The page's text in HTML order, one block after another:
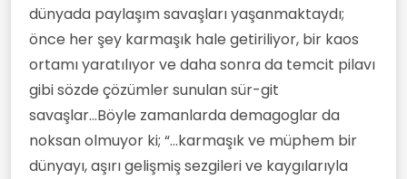
dünyada paylaşım savaşları yaşanmaktaydı;
önce her şey karmaşık hale getiriliyor, bir kaos
ortamı yaratılıyor ve daha sonra da temcit pilavı
gibi sözde çözümler sunulan sür-git
savaşlar...Böyle zamanlarda demagoglar da
noksan olmuyor ki; “...karmaşık ve müphem bir
dünyayı, aşırı gelişmiş sezgileri ve kaygılarıyla